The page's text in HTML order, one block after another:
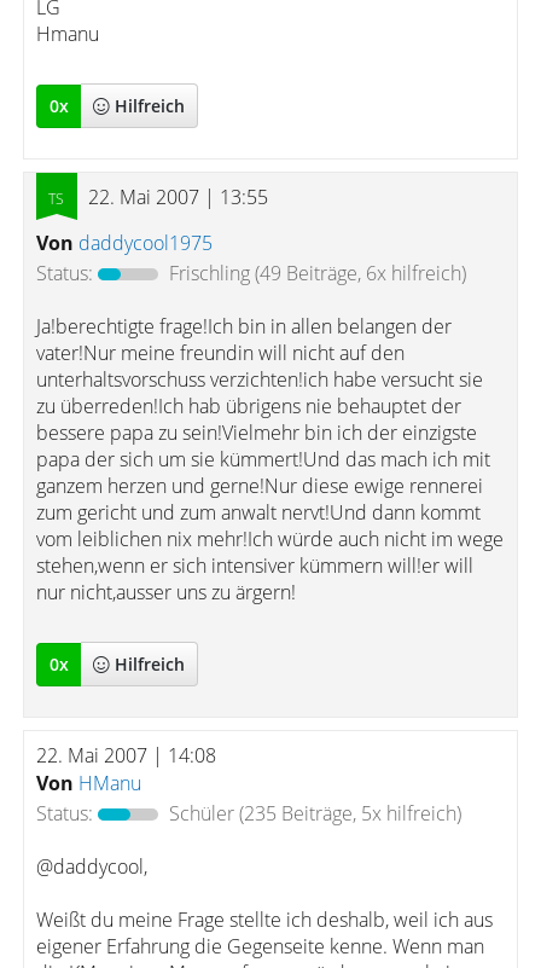
LG
Hmanu
0x Hilfreich
22. Mai 2007 | 13:55
Von daddycool1975
Status:
Frischling(49 Beiträge, 6x hilfreich)
Ja!berechtigte frage!Ich bin in allen belangen der
vater!Nur meine freundin will nicht auf den
unterhaltsvorschuss verzichten!ich habe versucht sie
zu überreden!Ich hab übrigens nie behauptet der
bessere papa zu sein!Vielmehr bin ich der einzigste
papa der sich um sie kümmert!Und das mach ich mit
ganzem herzen und gerne!Nur diese ewige rennerei
zum gericht und zum anwalt nervt!Und dann kommt
vom leiblichen nix mehr!Ich würde auch nicht im wege
stehen,wenn er sich intensiver kümmern will!er will
nur nicht,ausser uns zu ärgern!
0x Hilfreich
22. Mai 2007 | 14:08
Von HManu
Status:
Schüler(235 Beiträge, 5x hilfreich)
@daddycool,
Weißt du meine Frage stellte ich deshalb, weil ich aus
eigener Erfahrung die Gegenseite kenne. Wenn man